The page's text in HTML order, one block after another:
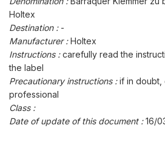
Holtex
Destination : -
Manufacturer :Holtex
Instructions :carefully read the
the label
Precautionary instructions :if in doubt,
professional
Class :
Date of update of this document :16/